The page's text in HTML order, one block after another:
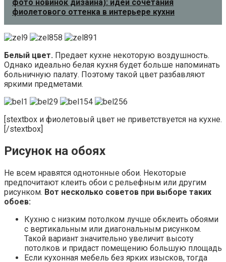
фото новинок дизайна): идеи сочетания
фиолетового оттенка в интерьере кухни
Белый цвет. Предает кухне некоторую воздушность.
Однако идеально белая кухня будет больше напоминать
больничную палату. Поэтому такой цвет разбавляют
яркими предметами.
[stextbox и фиолетовый цвет не приветствуется на кухне.
[/stextbox]
Рисунок на обоях
Не всем нравятся однотонные обои. Некоторые
предпочитают клеить обои с рельефным или другим
рисунком. Вот несколько советов при выборе таких
обоев:
Кухню с низким потолком лучше обклеить обоями
с вертикальным или диагональным рисунком.
Такой вариант значительно увеличит высоту
потолков и придаст помещению большую площадь
Если кухонная мебель без ярких изысков, тогда